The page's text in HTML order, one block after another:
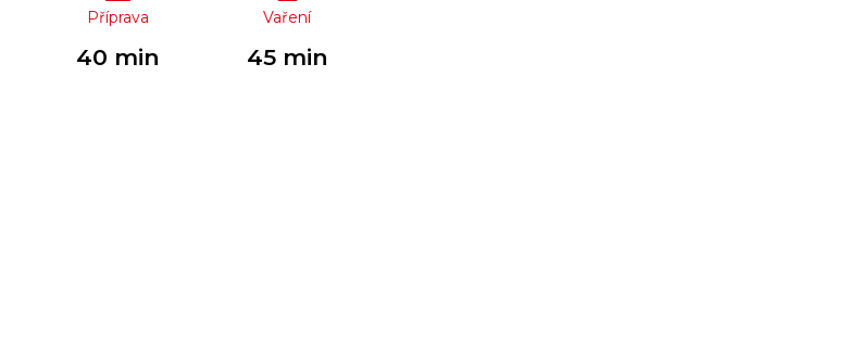
Příprava
40 min
Vaření
45 min